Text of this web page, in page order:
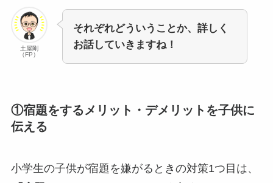
土屋剛
（FP）
それぞれどういうことか、詳しく
お話していきますね！
①宿題をするメリット・デメリットを子供に
伝える
小学生の子供が宿題を嫌がるときの対策1つ目は、